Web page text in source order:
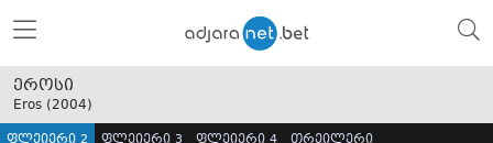
ეროსი
Eros (2004)